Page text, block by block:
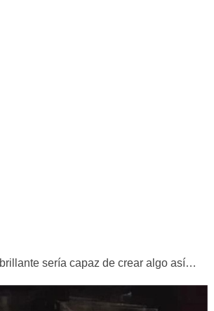
sería capaz de crear algo así…